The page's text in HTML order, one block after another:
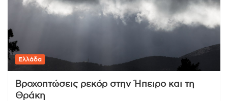
Ελλάδα
Βροχοπτώσεις ρεκόρ στην Ήπειρο και τη
Θράκη